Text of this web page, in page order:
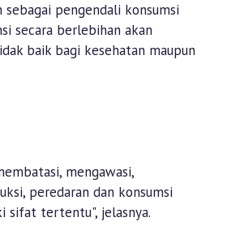
pengendali konsumsi
secara berlebihan akan
baik bagi kesehatan maupun
mengawasi,
peredaran dan konsumsi
sifat tertentu", jelasnya.